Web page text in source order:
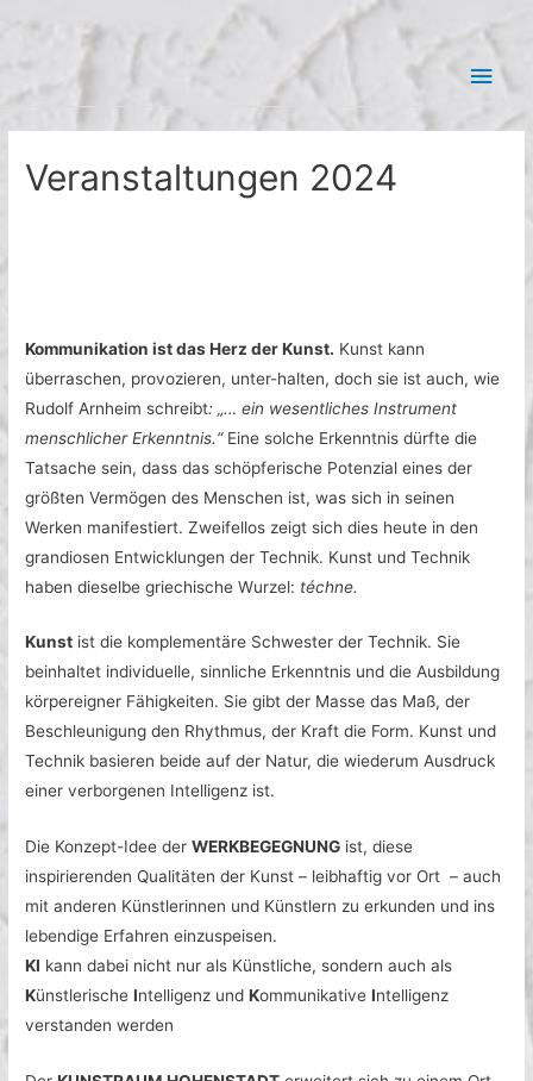
Inhalt
Veranstaltungen 2024
Kommunikation ist das Herz der Kunst. Kunst kann
überraschen, provozieren, unter-halten, doch sie ist auch, wie
Rudolf Arnheim schreibt: „… ein wesentliches Instrument
menschlicher Erkenntnis.“ Eine solche Erkenntnis dürfte die
Tatsache sein, dass das schöpferische Potenzial eines der
größten Vermögen des Menschen ist, was sich in seinen
Werken manifestiert. Zweifellos zeigt sich dies heute in den
grandiosen Entwicklungen der Technik. Kunst und Technik
haben dieselbe griechische Wurzel: téchne.
Kunst ist die komplementäre Schwester der Technik. Sie
beinhaltet individuelle, sinnliche Erkenntnis und die Ausbildung
körpereigner Fähigkeiten. Sie gibt der Masse das Maß, der
Beschleunigung den Rhythmus, der Kraft die Form. Kunst und
Technik basieren beide auf der Natur, die wiederum Ausdruck
einer verborgenen Intelligenz ist.
Die Konzept-Idee derWERKBEGEGNUNG ist, diese
inspirierenden Qualitäten der Kunst – leibhaftig vor Ort – auch
mit anderen Künstlerinnen und Künstlern zu erkunden und ins
lebendige Erfahren einzuspeisen.
KI kann dabei nicht nur als Künstliche, sondern auch als
KünstlerischeIntelligenz undKommunikativeIntelligenz
verstanden werden